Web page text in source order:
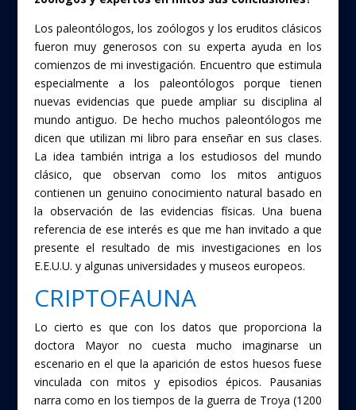
Los paleontólogos, los zoólogos y los eruditos clásicos
fueron muy generosos con su experta ayuda en los
comienzos de mi investigación. Encuentro que estimula
especialmente a los paleontólogos porque tienen
nuevas evidencias que puede ampliar su disciplina al
mundo antiguo. De hecho muchos paleontólogos me
dicen que utilizan mi libro para enseñar en sus clases.
La idea también intriga a los estudiosos del mundo
clásico, que observan como los mitos antiguos
contienen un genuino conocimiento natural basado en
la observación de las evidencias físicas. Una buena
referencia de ese interés es que me han invitado a que
presente el resultado de mis investigaciones en los
E.E.U.U. y algunas universidades y museos europeos.
CRIPTOFAUNA
Lo cierto es que con los datos que proporciona la
doctora Mayor no cuesta mucho imaginarse un
escenario en el que la aparición de estos huesos fuese
vinculada con mitos y episodios épicos. Pausanias
narra como en los tiempos de la guerra de Troya (1200